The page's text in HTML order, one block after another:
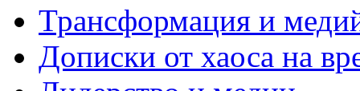
Трансформация и
Дописки от хаоса на